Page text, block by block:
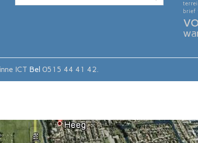
brief
ICT Bel 0515 44 41 42.